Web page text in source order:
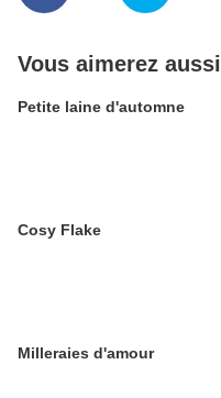
Vous aimerez aussi
Petite laine d'automne
Cosy Flake
Milleraies d'amour